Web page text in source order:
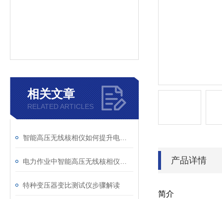
相关文章
RELATED ARTICLES
特种变压器变比测试仪步骤解读
产品详情
简介